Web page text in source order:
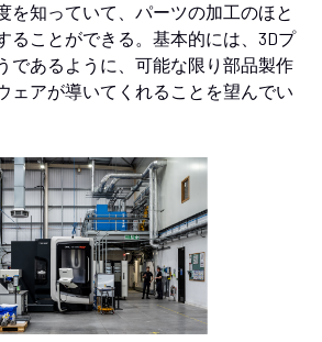
を知っていて、パーツの加工のほと
ることができる。基本的には、3Dプ
であるように、可能な限り部品製作
ェアが導いてくれることを望んでい